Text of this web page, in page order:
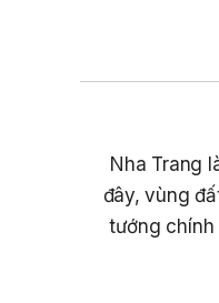
Nha Trang
đây, vùng
tướng chính